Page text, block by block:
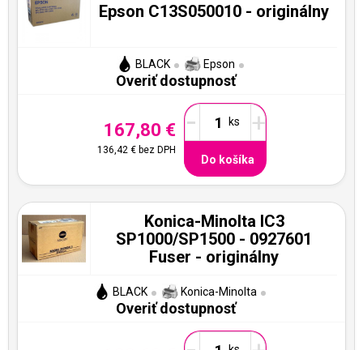
Epson C13S050010 - originálny
BLACK Epson
Overiť dostupnosť
167,80 €
136,42 €bez DPH
- +
Do košíka
Konica-Minolta IC3
SP1000/SP1500 - 0927601
Fuser - originálny
BLACK Konica-Minolta
Overiť dostupnosť